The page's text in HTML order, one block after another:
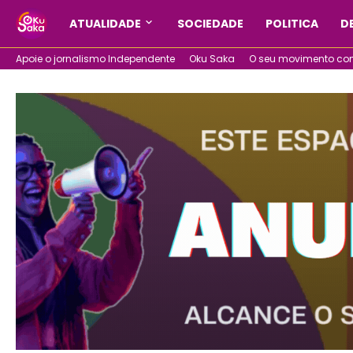
ATUALIDADE SOCIEDADE POLITICA
Apoie o jornalismo Independente Oku Saka O seu movimento